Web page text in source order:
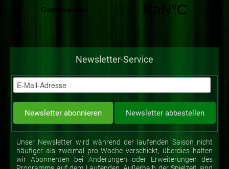
Newsletter-Service
Unser Newsletter wird während der laufenden Saison nicht
häufiger als zweimal pro Woche verschickt, überdies halten
wir Abonnenten bei Änderungen oder Erweiterungen des